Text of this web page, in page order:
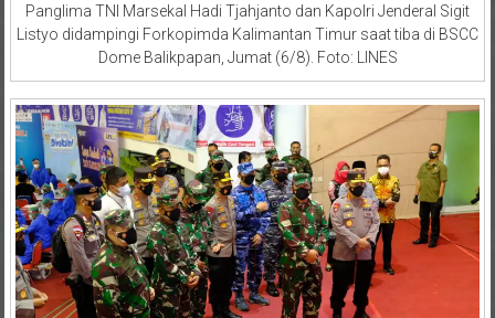
Panglima TNI Marsekal Hadi Tjahjanto dan Kapolri Jenderal Sigit
Listyo didampingi Forkopimda Kalimantan Timur saat tiba di BSCC
Dome Balikpapan, Jumat (6/8). Foto: LINES